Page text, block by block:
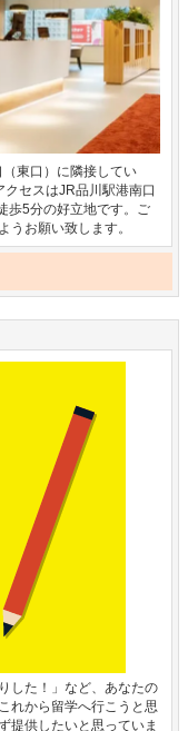
東口）に隣接してい
セスはJR品川駅港南口
歩5分の好立地です。ご
うお願い致します。
した！」など、あなたの
れから留学へ行こうと思
提供したいと思っていま